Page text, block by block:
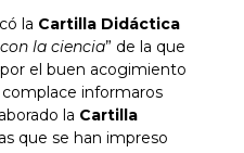
la Cartilla Didáctica
la ciencia” de la que
el buen acogimiento
informaros
la Cartilla
que se han impreso